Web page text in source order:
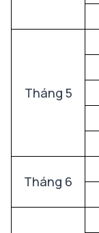
Tháng 5
Tháng 6